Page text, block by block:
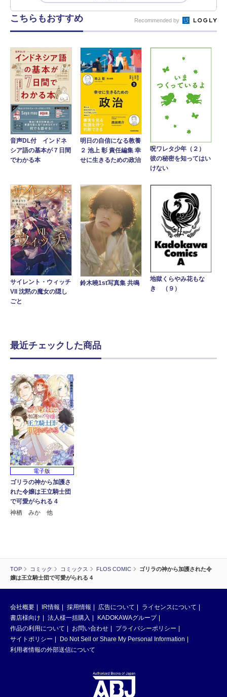
TOP コミック コミックス FLOS COMIC
ゴリラの神から加護された令
嬢は王立騎士団で可愛がられる 4
こちらもおすすめ Recommended by
音声DL付 インドネ
シア語の基本が７日間
でわかる本
明日の自信になる教養
２ 池上 彰 責任編集 幸
せに生きるための政治
呪ワレタ少年（２）
彼の秘密を知ってはい
けない
サイレント・ウィッチ
VII 沈黙の魔女の隠し
ごと
鈴木曉1st写真集 共鳴
地獄くらやみ花もな
き （９）
最近チェックした商品
電子版
ゴリラの神から加護さ
れた令嬢は王立騎士団
で可愛がられる 4
神栖 みか 他
会社概要 IR情報 採用情報 広告について
ライセンスについて
書店様向け
法人様一括購入
KADOKAWAグループ
作品の利用について
お問い合わせ
プライバシーポリシー
サイトポリシー
Do Not Sell or Share My Personal Information
利用者情報の外部送信について